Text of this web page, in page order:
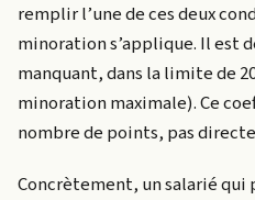
remplir l’une de ces deux
minoration s’applique. Il est
manquant, dans la limite de
minoration maximale). Ce
nombre de points, pas
Concrètement, un salarié qui